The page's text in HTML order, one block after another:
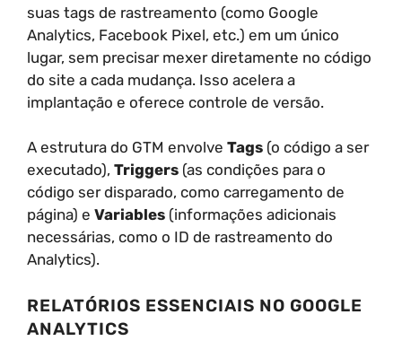
suas tags de rastreamento (como Google
Analytics, Facebook Pixel, etc.) em um único
lugar, sem precisar mexer diretamente no código
do site a cada mudança. Isso acelera a
implantação e oferece controle de versão.
A estrutura do GTM envolve Tags (o código a ser
executado), Triggers (as condições para o
código ser disparado, como carregamento de
página) e Variables (informações adicionais
necessárias, como o ID de rastreamento do
Analytics).
RELATÓRIOS ESSENCIAIS NO GOOGLE
ANALYTICS